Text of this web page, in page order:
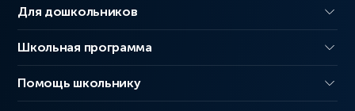
Для дошкольников
Школьная программа
Помощь школьнику